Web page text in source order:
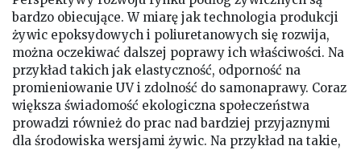
bardzo obiecujące. W miarę jak technologia produkcji
żywic epoksydowych i poliuretanowych się rozwija,
można oczekiwać dalszej poprawy ich właściwości. Na
przykład takich jak elastyczność, odporność na
promieniowanie UV i zdolność do samonaprawy. Coraz
większa świadomość ekologiczna społeczeństwa
prowadzi również do prac nad bardziej przyjaznymi
dla środowiska wersjami żywic. Na przykład na takie,